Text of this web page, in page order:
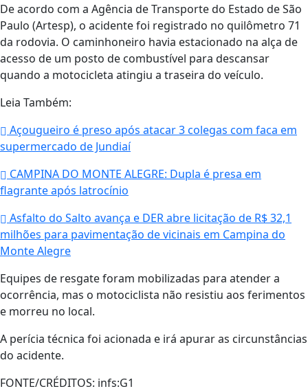
De acordo com a Agência de Transporte do Estado de São
Paulo (Artesp), o acidente foi registrado no quilômetro 71
da rodovia. O caminhoneiro havia estacionado na alça de
acesso de um posto de combustível para descansar
quando a motocicleta atingiu a traseira do veículo.
Leia Também:
Açougueiro é preso após atacar 3 colegas com faca em
supermercado de Jundiaí
CAMPINA DO MONTE ALEGRE: Dupla é presa em
flagrante após latrocínio
Asfalto do Salto avança e DER abre licitação de R$ 32,1
milhões para pavimentação de vicinais em Campina do
Monte Alegre
Equipes de resgate foram mobilizadas para atender a
ocorrência, mas o motociclista não resistiu aos ferimentos
e morreu no local.
A perícia técnica foi acionada e irá apurar as circunstâncias
do acidente.
FONTE/CRÉDITOS: infs:G1